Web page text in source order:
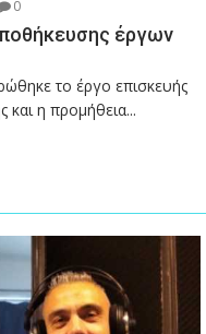
0
έργων
το έργο επισκευής
και η προμήθεια...